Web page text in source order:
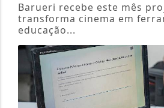
Barueri recebe este mês
transforma cinema em
educação...